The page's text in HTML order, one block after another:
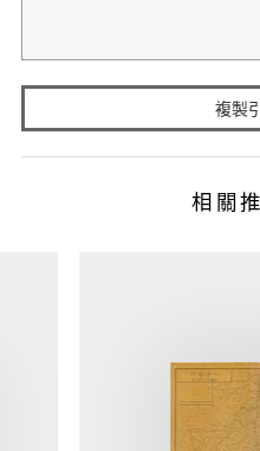
複製
相關